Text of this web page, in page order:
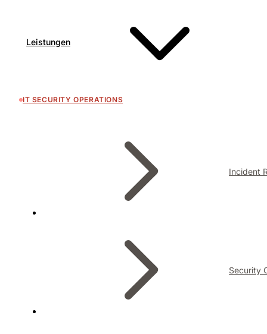
Leistungen
IT SECURITY OPERATIONS
Incident
Security